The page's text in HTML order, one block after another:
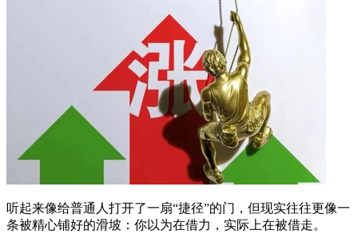
听起来像给普通人打开了一扇“捷径”的门，但现实往往更像一
条被精心铺好的滑坡：你以为在借力，实际上在被借走。